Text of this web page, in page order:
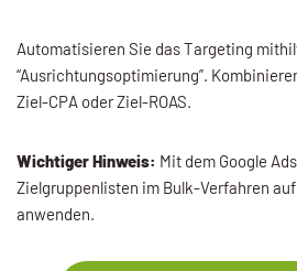
Automatisieren Sie das Targeting
“Ausrichtungsoptimierung”.
Ziel-CPA oder Ziel-ROAS.
Wichtiger Hinweis: Mit dem Google
Zielgruppenlisten im Bulk-Verfahren
anwenden.